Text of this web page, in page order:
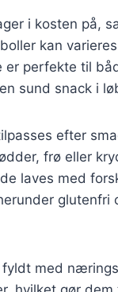
i kosten på,
kan
er perfekte til
sund snack i
efter
frø eller
laves med
glutenfri
fyldt med